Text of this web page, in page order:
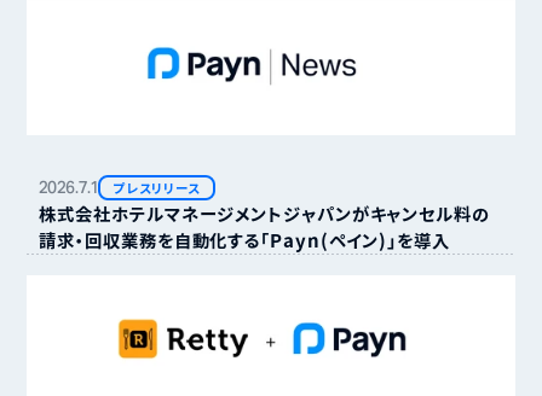
2026.7.1 プレスリリース
株式会社ホテルマネージメントジャパンがキャンセル料の
請求・回収業務を自動化する「Payn（ペイン）」を導入